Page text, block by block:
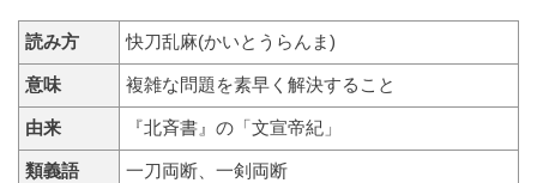
読み方 快刀乱麻(かいとうらんま)
意味 複雑な問題を素早く解決すること
由来 『北斉書』の「文宣帝紀」
類義語 一刀両断、一剣両断